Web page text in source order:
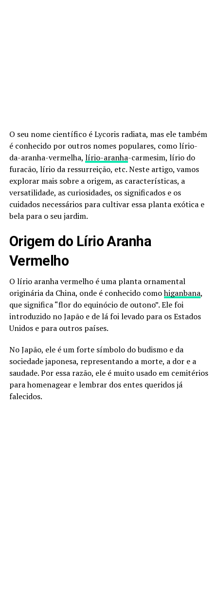
O seu nome científico é Lycoris radiata, mas ele também
é conhecido por outros nomes populares, como lírio-
da-aranha-vermelha, lírio-aranha-carmesim, lírio do
furacão, lírio da ressurreição, etc. Neste artigo, vamos
explorar mais sobre a origem, as características, a
versatilidade, as curiosidades, os significados e os
cuidados necessários para cultivar essa planta exótica e
bela para o seu jardim.
Origem do Lírio Aranha
Vermelho
O lírio aranha vermelho é uma planta ornamental
originária da China, onde é conhecido comohiganbana,
que significa “flor do equinócio de outono”. Ele foi
introduzido no Japão e de lá foi levado para os Estados
Unidos e para outros países.
No Japão, ele é um forte símbolo do budismo e da
sociedade japonesa, representando a morte, a dor e a
saudade. Por essa razão, ele é muito usado em cemitérios
para homenagear e lembrar dos entes queridos já
falecidos.